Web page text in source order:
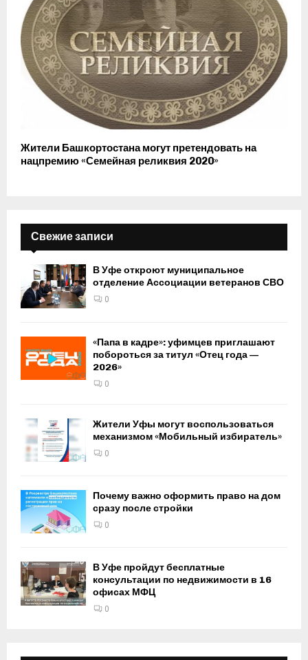
Жители Башкортостана могут претендовать на
нацпремию «Семейная реликвия 2020»
Свежие записи
В Уфе откроют муниципальное
отделение Ассоциации ветеранов СВО
0
«Папа в кадре»: уфимцев приглашают
побороться за титул «Отец года —
2026»
0
Жители Уфы могут воспользоваться
механизмом «Мобильный избиратель»
0
Почему важно оформить право на дом
сразу после стройки
0
В Уфе пройдут бесплатные
консультации по недвижимости в 16
офисах МФЦ
0